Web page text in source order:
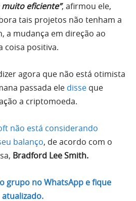
eficiente”, afirmou ele,
tais projetos não tenham a
a mudança em direção ao
coisa positiva.
agora que não está otimista
passada ele disse que
a criptomoeda.
não está considerando
balanço, de acordo com o
Bradford Lee Smith.
grupo no WhatsApp e fique
atualizado.